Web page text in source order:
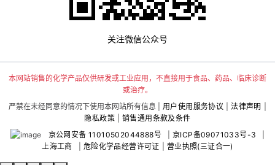
关注微信公众号
本网站销售的化学产品仅供研发或工业应用，不直接用于食品、药品、临床诊断
或治疗。
严禁在未经同意的情况下使用本网站所有信息 |
用户使用服务协议 法律声明
隐私政策
销售通用条款及条件
京公网安备 11010502044888号
京ICP备09071033号-3
上海工商
危险化学品经营许可证 营业执照(三证合一)